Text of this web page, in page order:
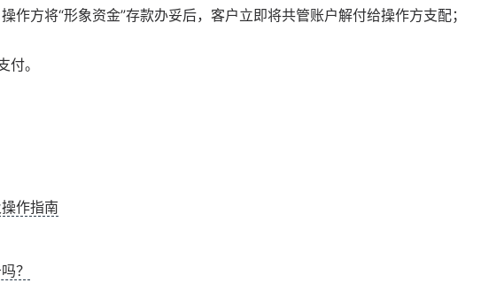
作方将“形象资金”存款办妥后，客户立即将共管账户解付给操作方支配；
。
作指南
？